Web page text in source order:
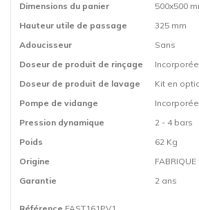
Dimensions du panier
500x500
Hauteur utile de passage
325 mm
Adoucisseur
Sans
Doseur de produit de rinçage
Incorporée
Doseur de produit de lavage
Kit en
Pompe de vidange
Incorporée
Pression dynamique
2 - 4 bars
Poids
62 Kg
Origine
FABRIQUE
Garantie
2 ans